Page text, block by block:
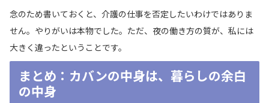
念のため書いておくと、介護の仕事を否定したいわけではありま
せん。やりがいは本物でした。ただ、夜の働き方の質が、私には
大きく違ったということです。
まとめ：カバンの中身は、暮らしの余白
の中身